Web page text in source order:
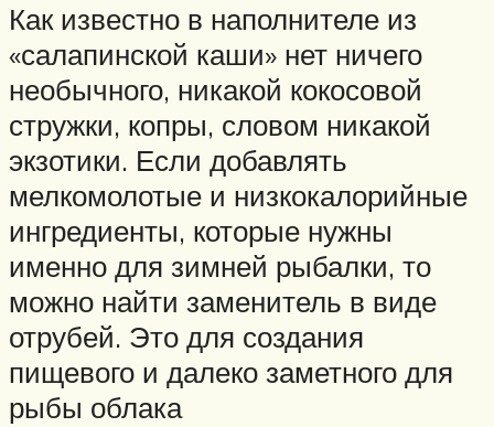
Как известно в наполнителе из
«салапинской каши» нет ничего
необычного, никакой кокосовой
стружки, копры, словом никакой
экзотики. Если добавлять
мелкомолотые и низкокалорийные
ингредиенты, которые нужны
именно для зимней рыбалки, то
можно найти заменитель в виде
отрубей. Это для создания
пищевого и далеко заметного для
рыбы облака